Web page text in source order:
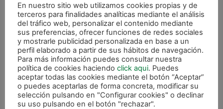
12:00 | Siete años 0-4 Ardoi FS
12:00 | Ardoi FS 4-1 Seis años
16:00 | Tercera División 3-8 Universidad de
Navarra
DOMINGO
10:45 | Cadete masculino 11-1 Universidad
de Navarra
12:30 | Juvenil 8-2 Ribera Navarra FS
En nuestro sitio web utilizamos cookies propias y de
terceros para finalidades analíticas mediante el análisis
del tráfico web, personalizar el contenido mediante
sus preferencias, ofrecer funciones de redes sociales
y mostrarle publicidad personalizada en base a un
perfil elaborado a partir de sus hábitos de navegación.
Para más información puedes consultar nuestra
política de cookies haciendo click aqui. Puedes
aceptar todas las cookies mediante el botón “Aceptar”
o puedes aceptarlas de forma concreta, modificar su
selección pulsando en "Configurar cookies" o declinar
su uso pulsando en el botón "rechazar".